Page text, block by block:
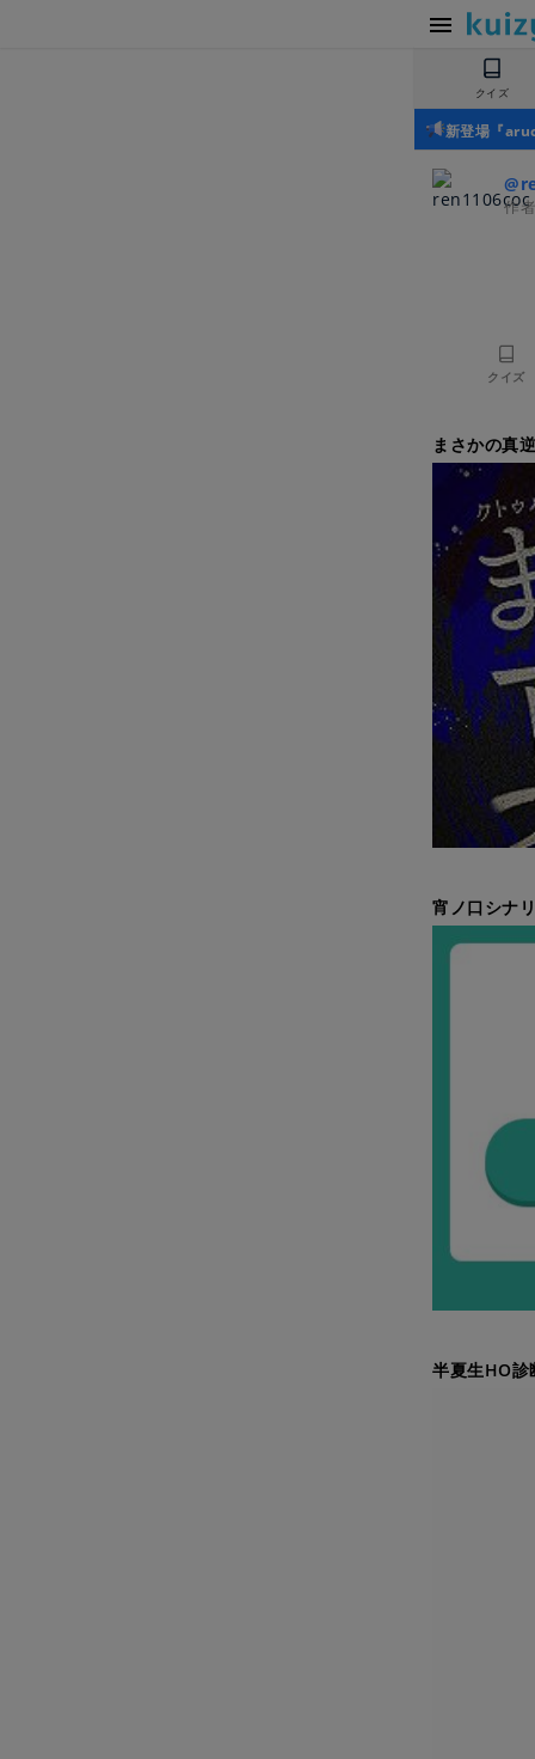
クイズ
新登場『
作
クイズ
まさかの真
宵ノ口シナ
半夏生HO診